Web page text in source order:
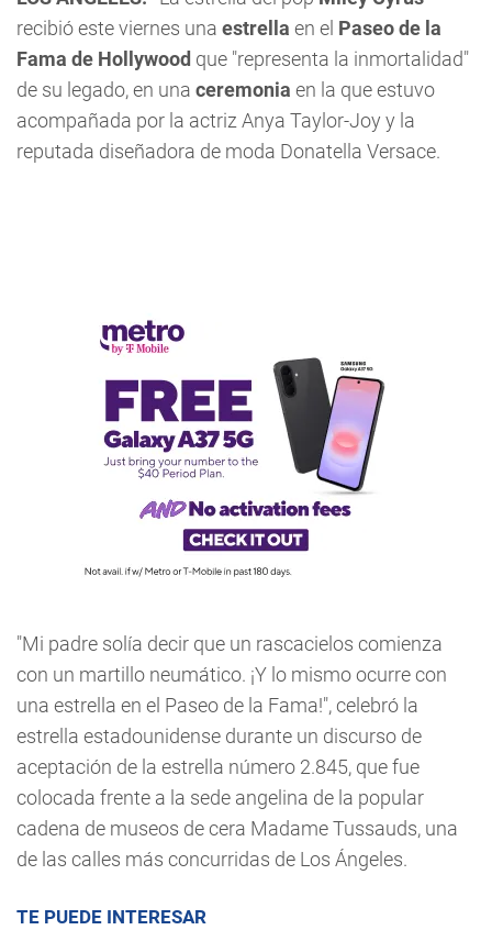
recibió este viernes una estrella en el Paseo de la
Fama de Hollywood que "representa la inmortalidad"
de su legado, en una ceremonia en la que estuvo
acompañada por la actriz Anya Taylor-Joy y la
reputada diseñadora de moda Donatella Versace.
"Mi padre solía decir que un rascacielos comienza
con un martillo neumático. ¡Y lo mismo ocurre con
una estrella en el Paseo de la Fama!", celebró la
estrella estadounidense durante un discurso de
aceptación de la estrella número 2.845, que fue
colocada frente a la sede angelina de la popular
cadena de museos de cera Madame Tussauds, una
de las calles más concurridas de Los Ángeles.
TE PUEDE INTERESAR